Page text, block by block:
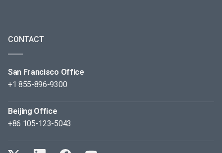
CONTACT
San Francisco Office
+1 855-896-9300
Beijing Office
+86 105-123-5043